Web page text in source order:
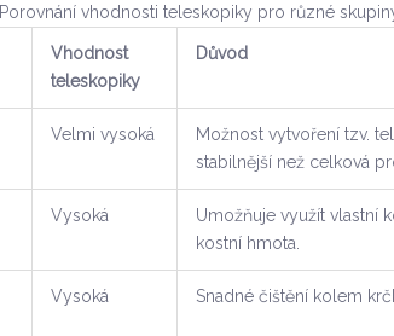
Porovnání vhodnosti teleskopiky pro různé
Vhodnost
teleskopiky
Důvod
Velmi vysoká
Možnost vytvoření tzv.
stabilnější než celková
Vysoká
Umožňuje využít vlastní
kostní hmota.
Vysoká Snadné čištění kolem